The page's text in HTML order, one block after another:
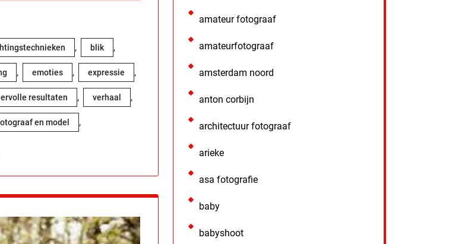
, blik ,
, emoties , expressie ,
resultaten , verhaal ,
en model ,
amateur fotograaf
amateurfotograaf
amsterdam noord
anton corbijn
architectuur fotograaf
arieke
asa fotografie
baby
babyshoot